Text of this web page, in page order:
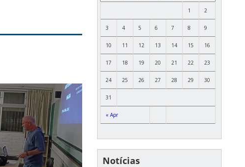
« Apr
1 2
3 4 5 6 7 8 9
10 11 12 13 14 15 16
17 18 19 20 21 22 23
24 25 26 27 28 29 30
31
Notícias